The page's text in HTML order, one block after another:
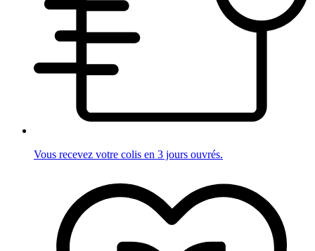
Vous recevez votre colis en 3 jours ouvrés.